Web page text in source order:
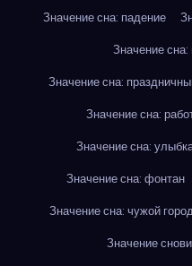
Значение сна: падение
Значение
Значение сна:
Значение сна:
Значение сна:
Значение сна: фонтан
Значение сна: чужой
Значение